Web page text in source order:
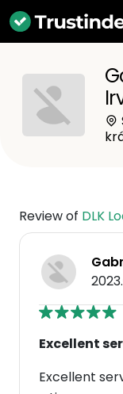
Review of DLK
Excellent
Excellent